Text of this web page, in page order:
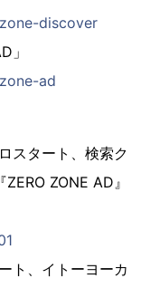
discover
」
ad
スタート、検索ク
ZONE AD』
ト、イトーヨーカ